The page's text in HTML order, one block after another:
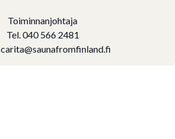
Toiminnanjohtaja
Tel. 040 566 2481
carita@saunafromfinland.fi